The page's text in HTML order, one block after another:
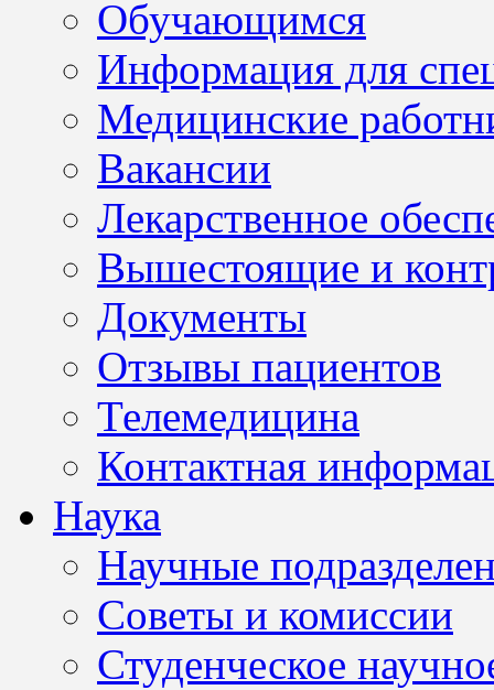
Обучающимся
Информация для
Медицинские
Вакансии
Лекарственное
Вышестоящие и
Документы
Отзывы пациентов
Телемедицина
Контактная
Наука
Научные
Советы и комиссии
Студенческое